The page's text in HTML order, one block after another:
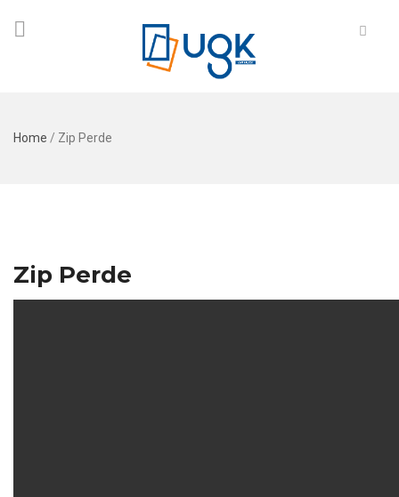
Home / Zip Perde
Zip Perde